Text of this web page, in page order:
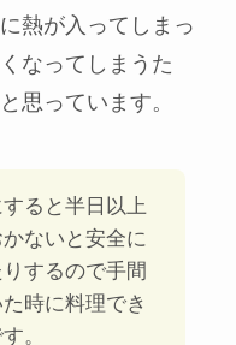
多めに購入した食
とがよくありま
熱が入ってしまっ
なってしまうた
思っています。